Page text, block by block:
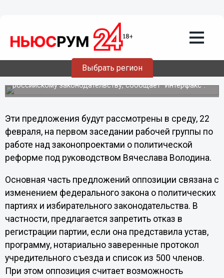
Выбрать регион
Оппозиция предложила поправки к
закону о партиях
Партия народной свободы, "Рот-Фронт" и другие
оппозиционные организации выдвинули ряд поправок к
российскому законодательству, сообщает "Интерфакс".
Эти предложения будут рассмотрены в среду, 22
февраля, на первом заседании рабочей группы по
работе над законопроектами о политической
реформе под руководством Вячеслава Володина.
Основная часть предложений оппозиции связана с
изменением федерального закона о политических
партиях и избирательного законодательства. В
частности, предлагается запретить отказ в
регистрации партии, если она представила устав,
программу, нотариально заверенные протокол
учредительного съезда и список из 500 членов.
При этом оппозиция считает возможность